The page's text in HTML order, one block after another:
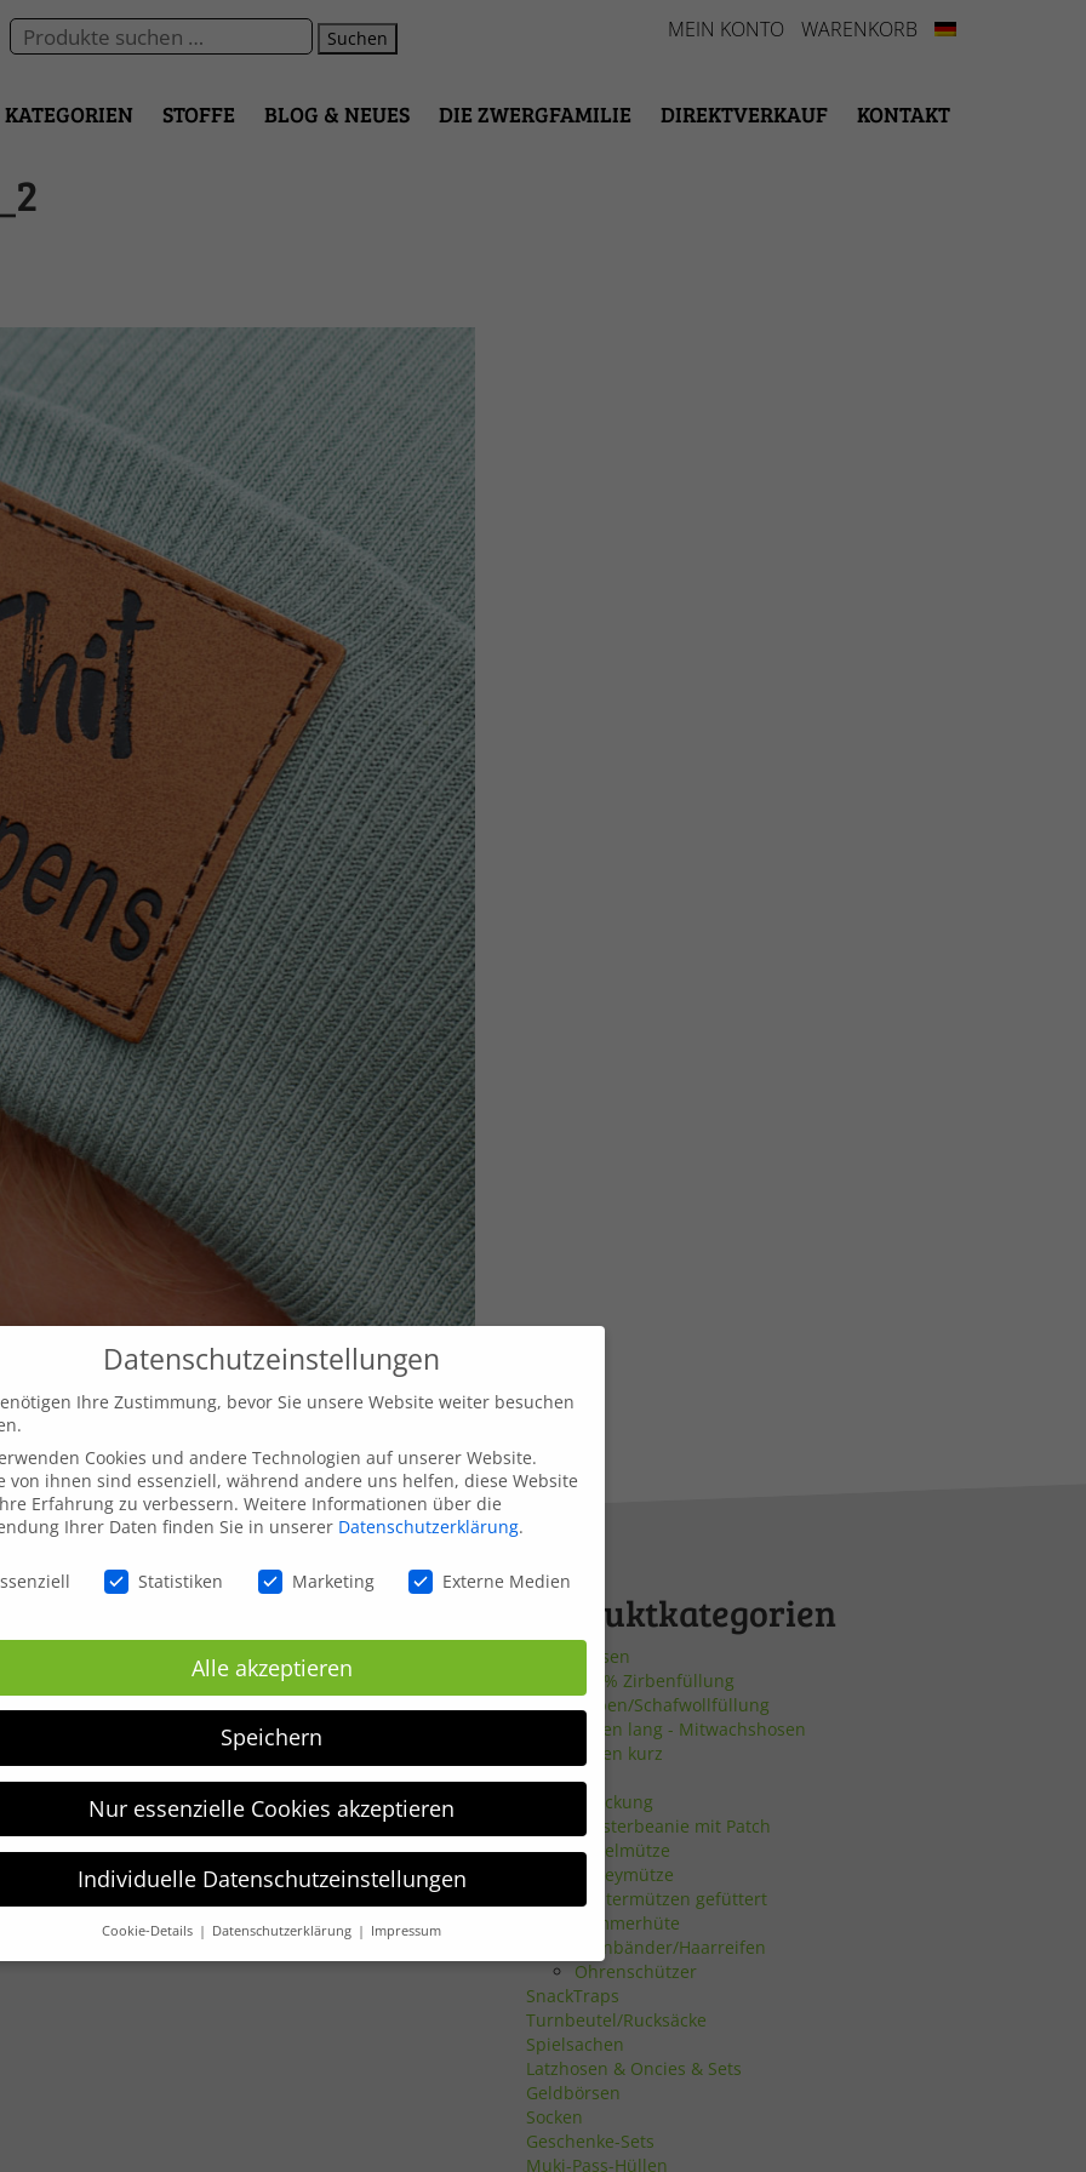
MEIN KONTO WARENKORB
Suchen
KATEGORIEN STOFFE BLOG & NEUES DIE ZWERGFAMILIE DIREKTVERKAUF KONTAKT
Erhalte die neuesten Kindermodetrends und
aktuelle Angebote als erster.
JETZT ANMELDEN!
Produktkategorien
Zirbenkissen
100% Zirbenfüllung
Zirben/Schafwollfüllung
Pumphosen lang - Mitwachshosen
Pumphosen kurz
Schuhe
Kopfbedeckung
Hipsterbeanie mit Patch
Häkelmütze
Jerseymütze
Wintermützen gefüttert
Sommerhüte
Stirnbänder/Haarreifen
Ohrenschützer
SnackTraps
Turnbeutel/Rucksäcke
Spielsachen
Latzhosen & Oncies & Sets
Geldbörsen
Socken
Geschenke-Sets
Muki-Pass-Hüllen
Datenschutzeinstellungen
Ihre Zustimmung, bevor Sie unsere Website weiter besuchen
Cookies und andere Technologien auf unserer Website.
von ihnen sind essenziell, während andere uns helfen, diese Website
Erfahrung zu verbessern. Weitere Informationen über die
Ihrer Daten finden Sie in unserer Datenschutzerklärung.
Statistiken Marketing Externe Medien
Alle akzeptieren
Speichern
Nur essenzielle Cookies akzeptieren
Individuelle Datenschutzeinstellungen
Cookie-Details Datenschutzerklärung Impressum
Datenschutzeinstellungen
Cookies und andere Technologien auf unserer Website.
von ihnen sind essenziell, während andere uns helfen, diese Website
finden Sie eine Übersicht über alle verwendeten Cookies. Sie können
anzeigen lassen und so nur bestimmte Cookies auswählen.